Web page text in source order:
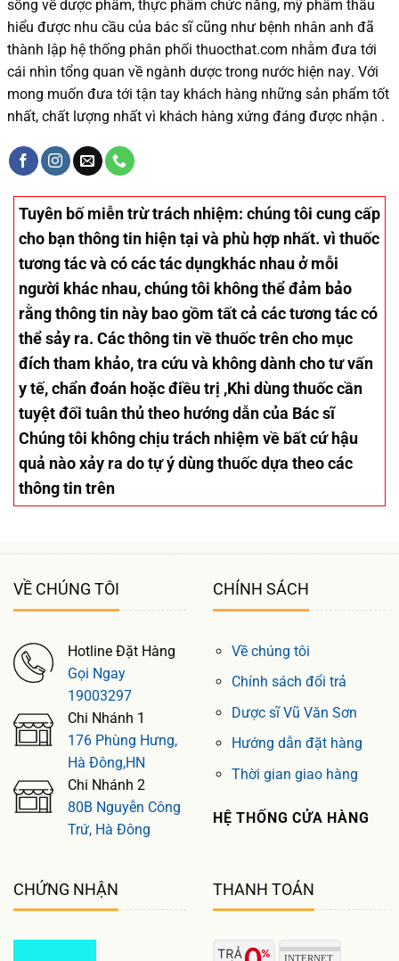
sống về dược phẩm, thực phẩm chức năng, mỹ phẩm thấu
hiểu được nhu cầu của bác sĩcũng như bệnh nhân anh đã
thành lập hệ thống phân phối thuocthat.com nhằm đưa tới
cái nhìn tổng quan về ngành dược trong nước hiện nay. Với
mong muốn đưa tới tận tay khách hàng những sản phẩm tốt
nhất, chất lượng nhất vì khách hàng xứng đáng được nhận .
Tuyên bố miễn trừ trách nhiệm: chúng tôi cung cấp
cho bạn thông tin hiện tại và phù hợp nhất. vì thuốc
tương tác và có các tác dụngkhác nhau ở mỗi
người khác nhau, chúng tôi không thể đảm bảo
rằng thông tin này bao gồm tất cả các tương tác có
thể sảy ra. Các thông tin về thuốc trên cho mục
đích tham khảo, tra cứu và không dành cho tư vấn
y tế, chẩn đoán hoặc điều trị ,Khi dùng thuốc cần
tuyệt đối tuân thủ theo hướng dẫn của Bác sĩ
Chúng tôi không chịu trách nhiệm về bất cứ hậu
quả nào xảy ra do tự ý dùng thuốc dựa theo các
thông tin trên
VỀ CHÚNG TÔI
Hotline Đặt Hàng
Gọi Ngay
19003297
Chi Nhánh 1
176 Phùng Hưng,
Hà Đông,HN
Chi Nhánh 2
80B Nguyễn Công
Trứ, Hà Đông
CHÍNH SÁCH
Về chúng tôi
Chính sách đổi trả
Dược sĩ Vũ Văn Sơn
Hướng dẫn đặt hàng
Thời gian giao hàng
HỆ THỐNG CỬA HÀNG
CHỨNG NHẬN THANH TOÁN